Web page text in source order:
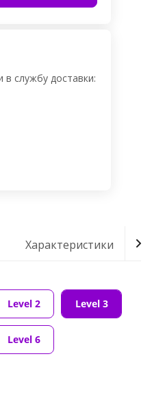
в службу доставки:
Характеристики
Level 2 Level 3
Level 6